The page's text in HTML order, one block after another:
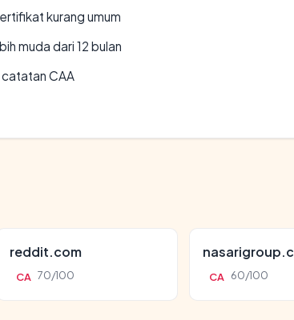
kurang umum
muda dari 12 bulan
CAA
reddit.com
CA 70/100 CA 60/100